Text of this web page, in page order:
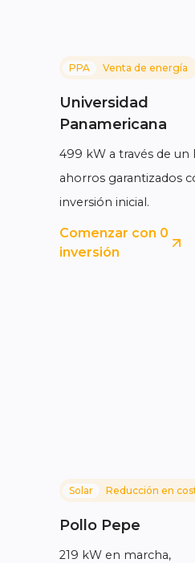
PPA Venta de energía
Universidad
Panamericana
499 kW a través de un
ahorros garantizados
inversión inicial.
Comenzar con 0
inversión
Solar Reducción en
Pollo Pepe
219 kW en marcha,